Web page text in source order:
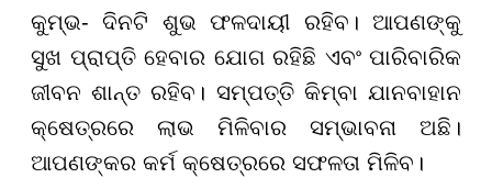
କୁମ୍ଭ- ଦିନଟି ଶୁଭ ଫଳଦାୟୀ ରହିବ। ଆପଣଙ୍କୁ
ସୁଖ ପ୍ରାପ୍ତି ହେବାର ଯୋଗ ରହିଛି ଏବଂ ପାରିବାରିକ
ଜୀବନ ଶାନ୍ତ ରହିବ। ସମ୍ପତ୍ତି କିମ୍ବା ଯାନବାହାନ
କ୍ଷେତ୍ରରେ ଲାଭ ମିଳିବାର ସମ୍ଭାବନା ଅଛି।
ଆପଣଙ୍କର କର୍ମ କ୍ଷେତ୍ରରେ ସଫଳତା ମିଳିବ।